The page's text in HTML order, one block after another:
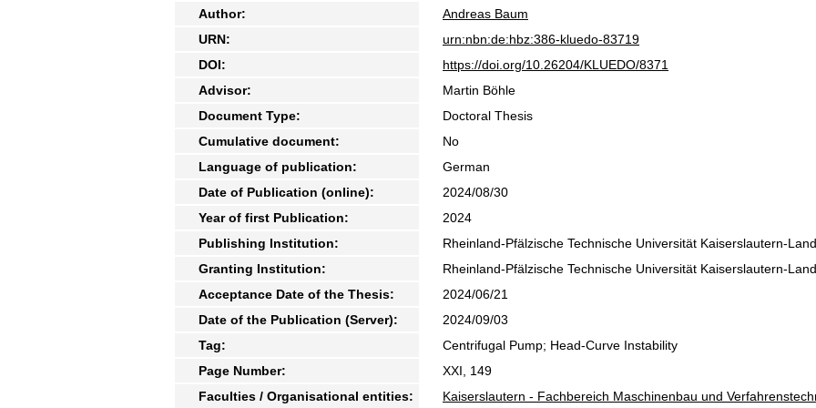
Author:
Andreas Baum
URN:
urn:nbn:de:hbz:386-kluedo-83719
DOI:
https://doi.org/10.26204/KLUEDO/8371
Advisor:
Martin Böhle
Document Type:
Doctoral Thesis
Cumulative document:
No
Language of publication:
German
Date of Publication (online):
2024/08/30
Year of first Publication:
2024
Publishing Institution:
Rheinland-Pfälzische Technische Universität Kaiserslautern-
Granting Institution:
Rheinland-Pfälzische Technische Universität Kaiserslautern-
Acceptance Date of the Thesis:
2024/06/21
Date of the Publication (Server):
2024/09/03
Tag:
Centrifugal Pump; Head-Curve Instability
Page Number:
XXI, 149
Faculties / Organisational entities:
Kaiserslautern - Fachbereich Maschinenbau und